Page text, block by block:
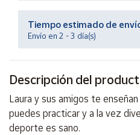
Contacto
Vendedores
Mapa de
vendedores
Hazte
Tiempo estimado de
Envío en 2 - 3 día(s)
Descripción del
Laura y sus amigos te
puedes practicar y a la vez
deporte es sano.